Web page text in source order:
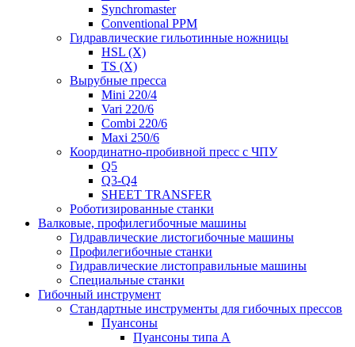
Synchromaster
Conventional PPM
Гидравлические гильотинные ножницы
HSL (X)
TS (X)
Вырубные пресса
Mini 220/4
Vari 220/6
Combi 220/6
Maxi 250/6
Координатно-пробивной пресс с ЧПУ
Q5
Q3-Q4
SHEET TRANSFER
Роботизированные станки
Валковые, профилегибочные машины
Гидравлические листогибочные машины
Профилегибочные станки
Гидравлические листоправильные машины
Специальные станки
Гибочный инструмент
Стандартные инструменты для гибочных прессов
Пуансоны
Пуансоны типа A